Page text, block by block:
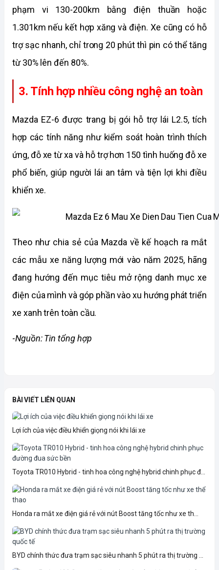
phạm vi 130-200km bằng điện thuần hoặc
1.301km nếu kết hợp xăng và điện. Xe cũng có hỗ
trợ sạc nhanh, chỉ trong 20 phút thì pin có thể tăng
từ 30% lên đến 80%.
3. Tính hợp nhiều công nghệ an toàn
Mazda EZ-6 được trang bị gói hỗ trợ lái L2.5, tích
hợp các tính năng như kiểm soát hoàn trình thích
ứng, đỗ xe từ xa và hỗ trợ hơn 150 tình huống đỗ xe
phổ biến, giúp người lái an tâm và tiện lợi khi điều
khiển xe.
Theo như chia sẻ của Mazda về kế hoạch ra mắt
các mẫu xe năng lượng mới vào năm 2025, hãng
đang hướng đến mục tiêu mở rộng danh mục xe
điện của mình và góp phần vào xu hướng phát triển
xe xanh trên toàn cầu.
-Nguồn: Tin tổng hợp
BÀI VIẾT LIÊN QUAN
Lợi ích của việc điều khiển giọng nói khi lái xe
Toyota TR010 Hybrid - tinh hoa công nghệ hybrid chinh phục đ...
Honda ra mắt xe điện giá rẻ với nút Boost tăng tốc như xe th...
BYD chính thức đưa trạm sạc siêu nhanh 5 phút ra thị trường ...